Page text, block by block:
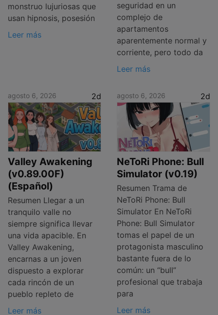
monstruo lujuriosas que
usan hipnosis, posesión
Leer más
seguridad en un
complejo de
apartamentos
aparentemente normal y
corriente, pero todo da
Leer más
agosto 6, 2026 2d
Valley Awakening
(v0.89.00F)
(Español)
Resumen Llegar a un
tranquilo valle no
siempre significa llevar
una vida apacible. En
Valley Awakening,
encarnas a un joven
dispuesto a explorar
cada rincón de un
pueblo repleto de
Leer más
agosto 6, 2026 2d
NeToRi Phone: Bull
Simulator (v0.19)
Resumen Trama de
NeToRi Phone: Bull
Simulator En NeToRi
Phone: Bull Simulator
tomas el papel de un
protagonista masculino
bastante fuera de lo
común: un “bull”
profesional que trabaja
para
Leer más